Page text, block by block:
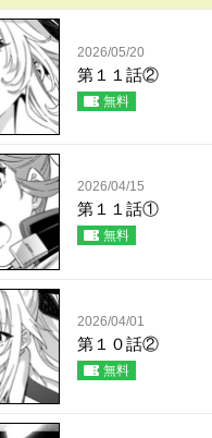
2026/05/20
第１１話②
無料
2026/04/15
第１１話①
無料
2026/04/01
第１０話②
無料